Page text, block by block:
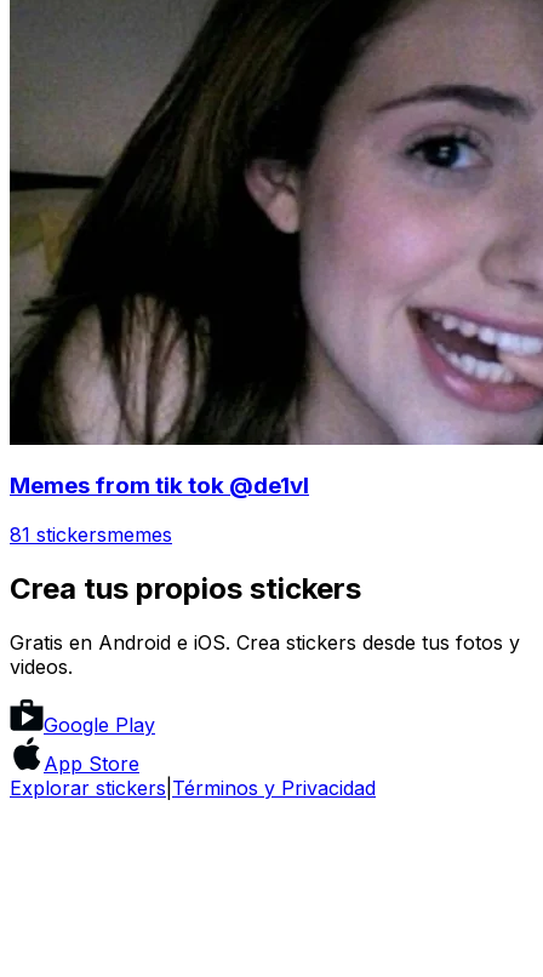
Memes from tik tok @de1vl
81 stickersmemes
Crea tus propios stickers
Gratis en Android e iOS. Crea stickers desde tus fotos y
videos.
Google Play
App Store
Explorar stickers Términos y Privacidad